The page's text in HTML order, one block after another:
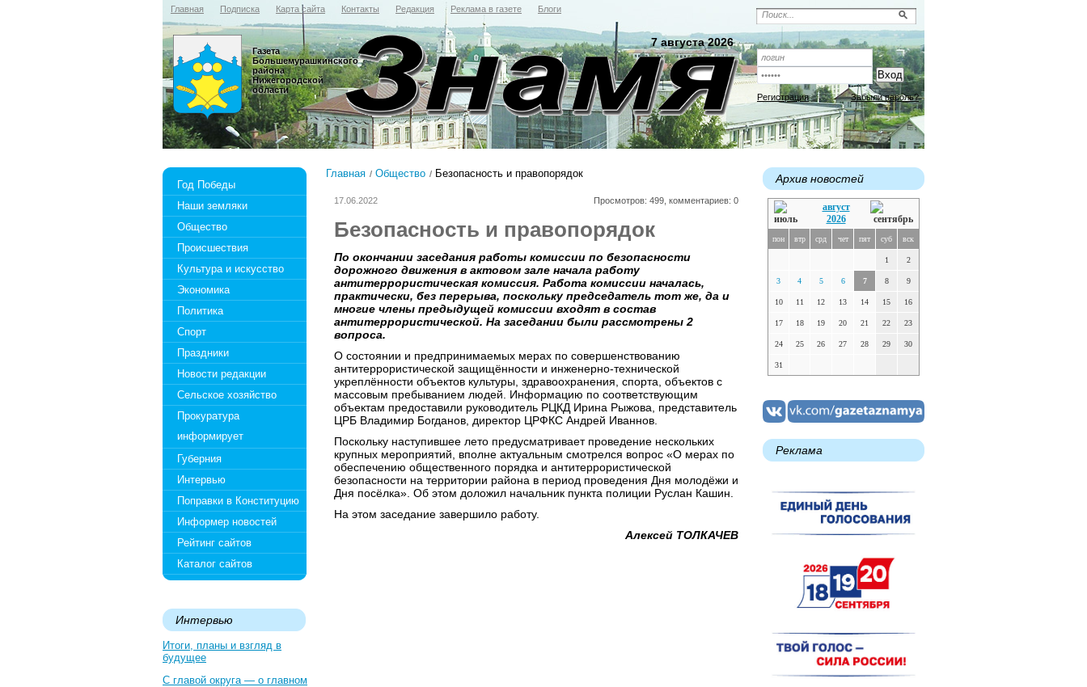
Главная Подписка Карта сайта Контакты Редакция Реклама в газете Блоги
Регистрация Забыли пароль?
7 августа 2026
Газета
Большемурашкинского
района
Нижегородской
области
Год Победы
Наши земляки
Общество
Происшествия
Культура и искусство
Экономика
Политика
Спорт
Праздники
Новости редакции
Сельское хозяйство
Прокуратура
информирует
Губерния
Интервью
Поправки в Конституцию
Информер новостей
Рейтинг сайтов
Каталог сайтов
Интервью
Итоги, планы и взгляд в
будущее
С главой округа — о главном
Главная Общество Безопасность и правопорядок
17.06.2022 Просмотров: 499, комментариев: 0
Безопасность и правопорядок
По окончании заседания работы комиссии по безопасности
дорожного движения в актовом зале начала работу
антитеррористическая комиссия. Работа комиссии началась,
практически, без перерыва, поскольку председатель тот же, да и
многие члены предыдущей комиссии входят в состав
антитеррористической. На заседании были рассмотрены 2
вопроса.
О состоянии и предпринимаемых мерах по совершенствованию
антитеррористической защищённости и инженерно-технической
укреплённости объектов культуры, здравоохранения, спорта, объектов с
массовым пребыванием людей. Информацию по соответствующим
объектам предоставили руководитель РЦКД Ирина Рыжова, представитель
ЦРБ Владимир Богданов, директор ЦРФКС Андрей Иваннов.
Поскольку наступившее лето предусматривает проведение нескольких
крупных мероприятий, вполне актуальным смотрелся вопрос «О мерах по
обеспечению общественного порядка и антитеррористической
безопасности на территории района в период проведения Дня молодёжи и
Дня посёлка». Об этом доложил начальник пункта полиции Руслан Кашин.
На этом заседание завершило работу.
Алексей ТОЛКАЧЕВ
Архив новостей
август
2026
пон втр срд чет пят суб вск
1 2
3 4 5 6 7 8 9
10 11 12 13 14 15 16
17 18 19 20 21 22 23
24 25 26 27 28 29 30
31
Реклама